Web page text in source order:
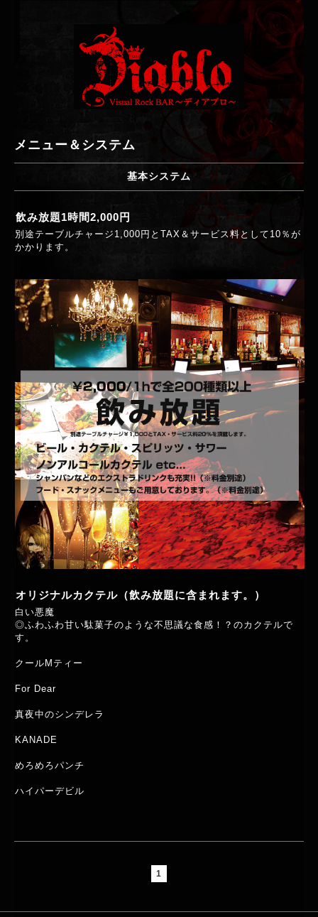
メニュー＆システム
基本システム
飲み放題1時間2,000円
別途テーブルチャージ1,000円とTAX＆サービス料として10％が
かかります。
オリジナルカクテル（飲み放題に含まれます。）
白い悪魔
◎ふわふわ甘い駄菓子のような不思議な食感！？のカクテルで
す。
クールMティー
For Dear
真夜中のシンデレラ
KANADE
めろめろパンチ
ハイパーデビル
1